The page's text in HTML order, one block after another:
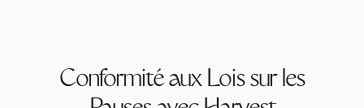
Conformité aux Lois sur les